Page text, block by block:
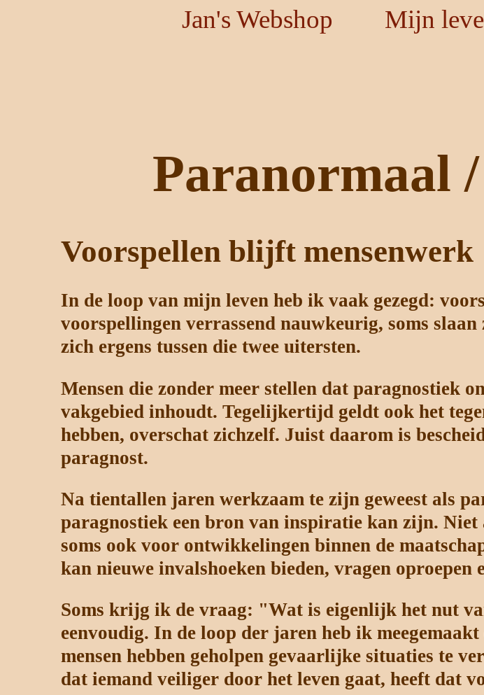
Jan's Webshop
Mijn
Paranormaal
Voorspellen blijft mensenwerk
In de loop van mijn leven heb ik vaak gezegd:
voorspellingen verrassend nauwkeurig, soms
zich ergens tussen die twee uitersten.
Mensen die zonder meer stellen dat paragnostiek
vakgebied inhoudt. Tegelijkertijd geldt ook het
hebben, overschat zichzelf. Juist daarom is
paragnost.
Na tientallen jaren werkzaam te zijn geweest als
paragnostiek een bron van inspiratie kan zijn.
soms ook voor ontwikkelingen binnen de
kan nieuwe invalshoeken bieden, vragen
Soms krijg ik de vraag: "Wat is eigenlijk het nut
eenvoudig. In de loop der jaren heb ik
mensen hebben geholpen gevaarlijke situaties te
dat iemand veiliger door het leven gaat, heeft dat